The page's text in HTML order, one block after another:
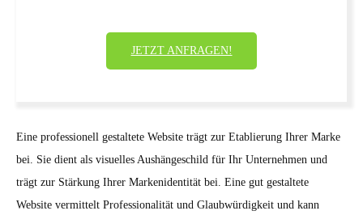
JETZT ANFRAGEN!
Eine professionell gestaltete Website trägt zur Etablierung Ihrer Marke
bei. Sie dient als visuelles Aushängeschild für Ihr Unternehmen und
trägt zur Stärkung Ihrer Markenidentität bei. Eine gut gestaltete
Website vermittelt Professionalität und Glaubwürdigkeit und kann